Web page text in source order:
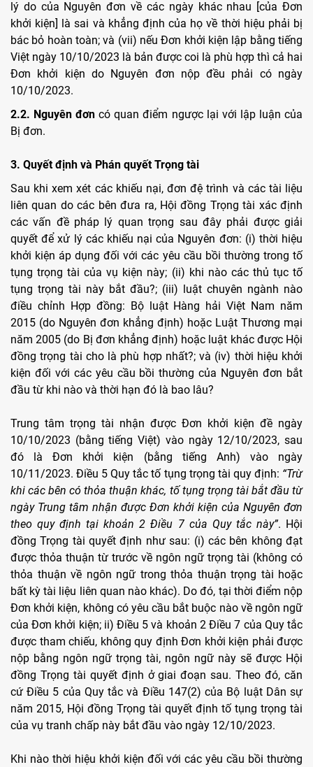
lý do của Nguyên đơn về các ngày khác nhau [của Đơn
khởi kiện] là sai và khẳng định của họ về thời hiệu phải bị
bác bỏ hoàn toàn; và (vii) nếu Đơn khởi kiện lập bằng tiếng
Việt ngày 10/10/2023 là bản được coi là phù hợp thì cả hai
Đơn khởi kiện do Nguyên đơn nộp đều phải có ngày
10/10/2023.
2.2. Nguyên đơn có quan điểm ngược lại với lập luận của
Bị đơn.
3. Quyết định và Phán quyết Trọng tài
Sau khi xem xét các khiếu nại, đơn đệ trình và các tài liệu
liên quan do các bên đưa ra, Hội đồng Trọng tài xác định
các vấn đề pháp lý quan trọng sau đây phải được giải
quyết để xử lý các khiếu nại của Nguyên đơn: (i) thời hiệu
khởi kiện áp dụng đối với các yêu cầu bồi thường trong tố
tụng trọng tài của vụ kiện này; (ii) khi nào các thủ tục tố
tụng trọng tài này bắt đầu?; (iii) luật chuyên ngành nào
điều chỉnh Hợp đồng: Bộ luật Hàng hải Việt Nam năm
2015 (do Nguyên đơn khẳng định) hoặc Luật Thương mại
năm 2005 (do Bị đơn khẳng định) hoặc luật khác được Hội
đồng trọng tài cho là phù hợp nhất?; và (iv) thời hiệu khởi
kiện đối với các yêu cầu bồi thường của Nguyên đơn bắt
đầu từ khi nào và thời hạn đó là bao lâu?
Trung tâm trọng tài nhận được Đơn khởi kiện đề ngày
10/10/2023 (bằng tiếng Việt) vào ngày 12/10/2023, sau
đó là Đơn khởi kiện (bằng tiếng Anh) vào ngày
10/11/2023. Điều 5 Quy tắc tố tụng trọng tài quy định: “Trừ
khi các bên có thỏa thuận khác, tố tụng trọng tài bắt đầu từ
ngày Trung tâm nhận được Đơn khởi kiện của Nguyên đơn
theo quy định tại khoản 2 Điều 7 của Quy tắc này”. Hội
đồng Trọng tài quyết định như sau: (i) các bên không đạt
được thỏa thuận từ trước về ngôn ngữ trọng tài (không có
thỏa thuận về ngôn ngữ trong thỏa thuận trọng tài hoặc
bất kỳ tài liệu liên quan nào khác). Do đó, tại thời điểm nộp
Đơn khởi kiện, không có yêu cầu bắt buộc nào về ngôn ngữ
của Đơn khởi kiện; ii) Điều 5 và khoản 2 Điều 7 của Quy tắc
được tham chiếu, không quy định Đơn khởi kiện phải được
nộp bằng ngôn ngữ trọng tài, ngôn ngữ này sẽ được Hội
đồng Trọng tài quyết định ở giai đoạn sau. Theo đó, căn
cứ Điều 5 của Quy tắc và Điều 147(2) của Bộ luật Dân sự
năm 2015, Hội đồng Trọng tài quyết định tố tụng trọng tài
của vụ tranh chấp này bắt đầu vào ngày 12/10/2023.
Khi nào thời hiệu khởi kiện đối với các yêu cầu bồi thường